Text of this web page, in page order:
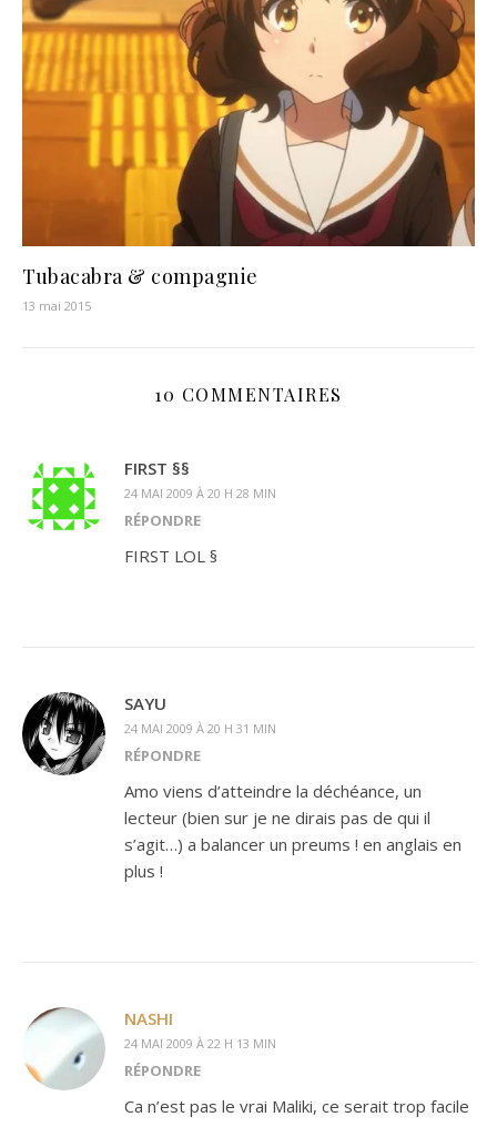
Tubacabra & compagnie
13 mai 2015
10 COMMENTAIRES
FIRST §§
24 MAI 2009 À 20 H 28 MIN
RÉPONDRE
FIRST LOL §
SAYU
24 MAI 2009 À 20 H 31 MIN
RÉPONDRE
Amo viens d’atteindre la déchéance, un
lecteur (bien sur je ne dirais pas de qui il
s’agit…) a balancer un preums ! en anglais en
plus !
NASHI
24 MAI 2009 À 22 H 13 MIN
RÉPONDRE
Ca n’est pas le vrai Maliki, ce serait trop facile